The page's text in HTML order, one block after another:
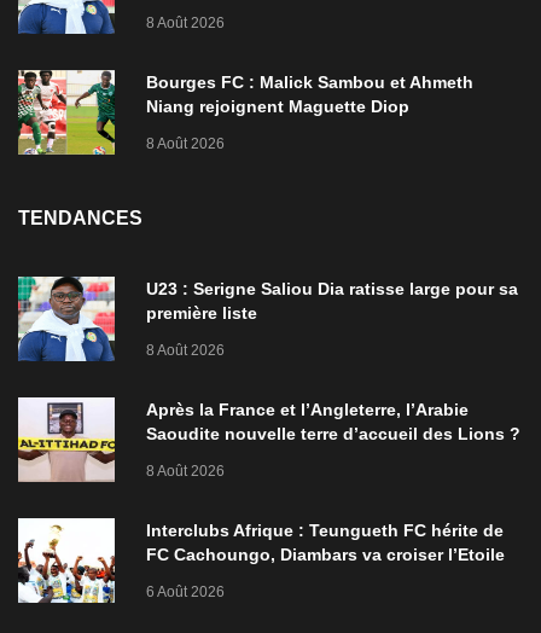
8 Août 2026
Bourges FC : Malick Sambou et Ahmeth
Niang rejoignent Maguette Diop
8 Août 2026
TENDANCES
U23 : Serigne Saliou Dia ratisse large pour sa
première liste
8 Août 2026
Après la France et l’Angleterre, l’Arabie
Saoudite nouvelle terre d’accueil des Lions ?
8 Août 2026
Interclubs Afrique : Teungueth FC hérite de
FC Cachoungo, Diambars va croiser l’Etoile
6 Août 2026